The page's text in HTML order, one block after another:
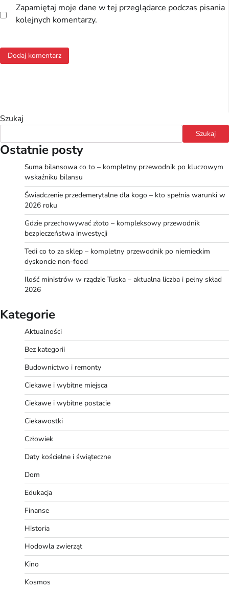
Zapamiętaj moje dane w tej przeglądarce podczas pisania
kolejnych komentarzy.
Szukaj
Szukaj
Ostatnie posty
Suma bilansowa co to – kompletny przewodnik po kluczowym
wskaźniku bilansu
Świadczenie przedemerytalne dla kogo – kto spełnia warunki w
2026 roku
Gdzie przechowywać złoto – kompleksowy przewodnik
bezpieczeństwa inwestycji
Tedi co to za sklep – kompletny przewodnik po niemieckim
dyskoncie non-food
Ilość ministrów w rządzie Tuska – aktualna liczba i pełny skład
2026
Kategorie
Aktualności
Bez kategorii
Budownictwo i remonty
Ciekawe i wybitne miejsca
Ciekawe i wybitne postacie
Ciekawostki
Człowiek
Daty kościelne i świąteczne
Dom
Edukacja
Finanse
Historia
Hodowla zwierząt
Kino
Kosmos